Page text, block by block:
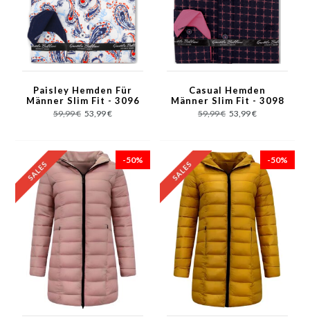
Paisley Hemden Für
Männer Slim Fit - 3096
- Weiß
59,99 € 53,99 €
Casual Hemden
Männer Slim Fit - 3098
- Blau
59,99 € 53,99 €
-50% -50%